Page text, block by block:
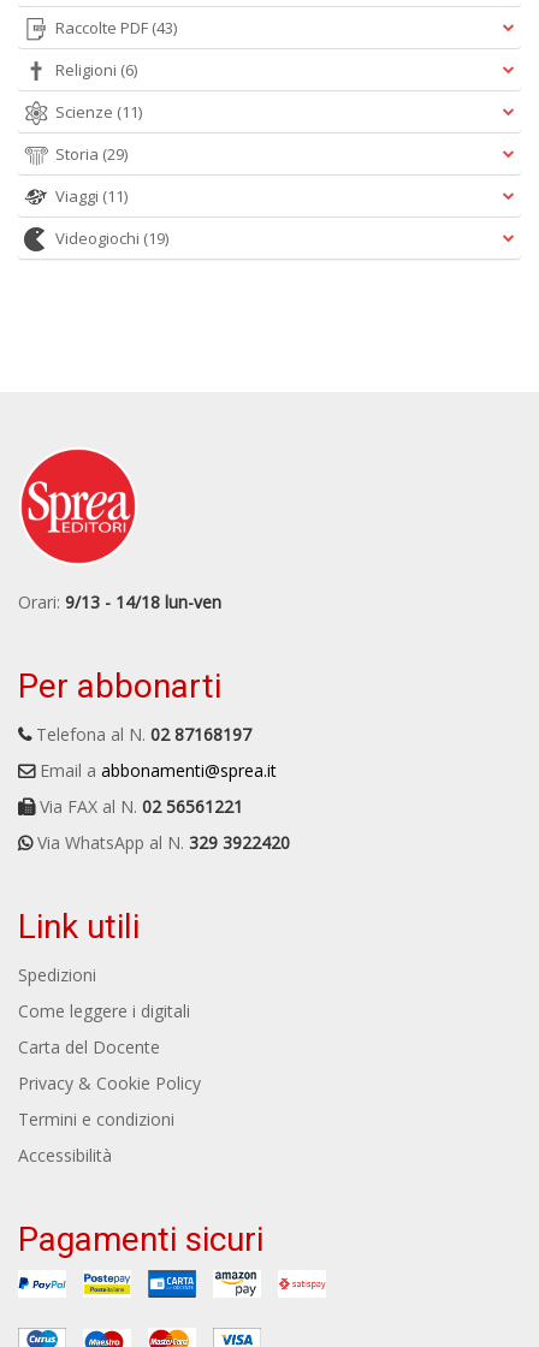
Raccolte PDF (43)
Religioni (6)
Scienze (11)
Storia (29)
Viaggi (11)
Videogiochi (19)
Orari: 9/13 - 14/18 lun-ven
Per abbonarti
Telefona al N. 02 87168197
Email a abbonamenti@sprea.it
Via FAX al N. 02 56561221
Via WhatsApp al N. 329 3922420
Link utili
Spedizioni
Come leggere i digitali
Carta del Docente
Privacy & Cookie Policy
Termini e condizioni
Accessibilità
Pagamenti sicuri